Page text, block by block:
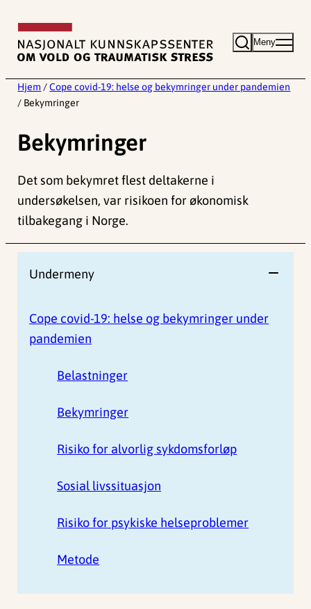
innhold
Meny
Hjem / Cope covid-19: helse og bekymringer under pandemien
/ Bekymringer
Bekymringer
Det som bekymret flest deltakerne i
undersøkelsen, var risikoen for økonomisk
tilbakegang i Norge.
Undermeny
Cope covid-19: helse og bekymringer under
pandemien
Belastninger
Bekymringer
Risiko for alvorlig sykdomsforløp
Sosial livssituasjon
Risiko for psykiske helseproblemer
Metode